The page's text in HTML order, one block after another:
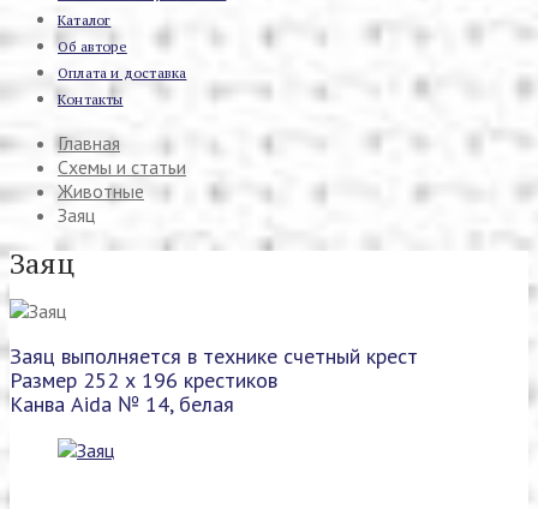
Каталог
Об авторе
Оплата и доставка
Контакты
Главная
Схемы и статьи
Животные
Заяц
Заяц
Заяц выполняется в технике счетный крест
Размер 252 х 196 крестиков
Канва Aida № 14, белая